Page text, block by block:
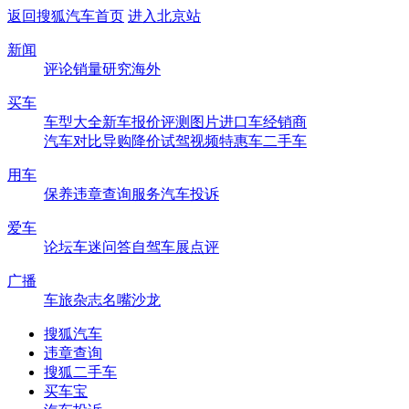
返回搜狐汽车首页 进入北京站
新闻
评论销量研究海外
买车
车型大全新车报价评测 图片进口车经销商
汽车对比导购降价试驾视频特惠车二手车
用车
保养违章查询服务汽车投诉
爱车
论坛车迷问答自驾车展点评
广播
车旅杂志名嘴沙龙
搜狐汽车
违章查询
搜狐二手车
买车宝